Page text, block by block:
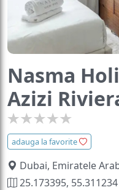
Nasma
Azizi
adauga la favorite
Dubai, Emiratele
25.173395, 55.311234